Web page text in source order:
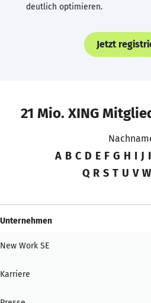
deutlich optimieren.
Jetzt
21 Mio. XING
A B C D E F G H I J
Q R S T U V W
Unternehmen
New Work SE
Karriere